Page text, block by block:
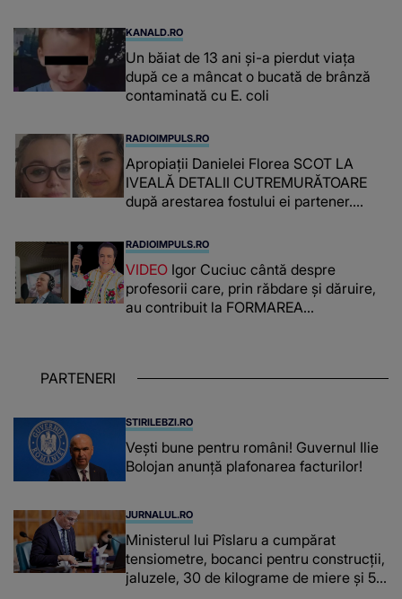
KANALD.RO
Un băiat de 13 ani și-a pierdut viața
după ce a mâncat o bucată de brânză
contaminată cu E. coli
RADIOIMPULS.RO
Apropiații Danielei Florea SCOT LA
IVEALĂ DETALII CUTREMURĂTOARE
după arestarea fostului ei partener.
românca ucisă în Italia și ascunsă în
lada unui pat: " Îmi pare rău că nu am
reușit să fac mai mult pentru ea și..."
RADIOIMPULS.RO
VIDEO Igor Cuciuc cântă despre
profesorii care, prin răbdare și dăruire,
au contribuit la FORMAREA
chiar și după trecerea anilor: "De
PARTENERI
STIRILEBZI.RO
Vești bune pentru români! Guvernul Ilie
Bolojan anunță plafonarea facturilor!
JURNALUL.RO
Ministerul lui Pîslaru a cumpărat
tensiometre, bocanci pentru construcții,
jaluzele, 30 de kilograme de miere și 50